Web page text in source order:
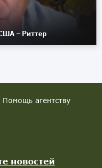
– Риттер
Помощь агентству
новостей